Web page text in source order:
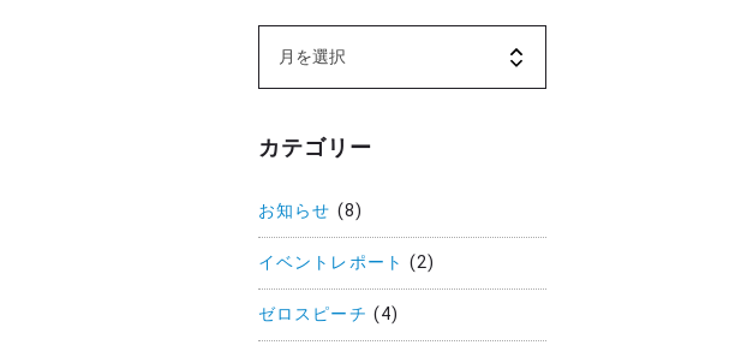
カテゴリー
お知らせ (8)
イベントレポート (2)
ゼロスピーチ (4)